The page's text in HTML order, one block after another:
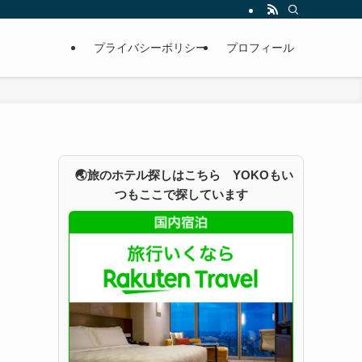
プライバシーポリシー プロフィール
🌏旅のホテル探しはこちら YOKOもい
つもここで探しています